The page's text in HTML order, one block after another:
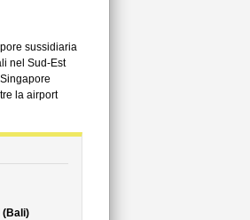
sussidiaria
nel Sud-Est
la airport
(Bali)